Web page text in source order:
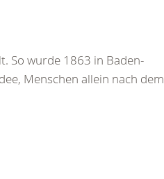
So wurde 1863 in Baden-
Menschen allein nach dem